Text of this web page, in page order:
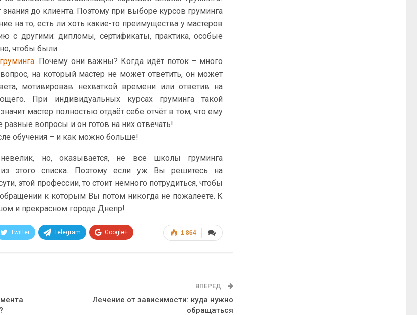
до клиента. Поэтому при выборе курсов груминга
на то, есть ли хоть какие-то преимущества у мастеров
с другими: дипломы, сертификаты, практика, особые
чтобы были
. Почему они важны? Когда идёт поток – много
на который мастер не может ответить, он может
мотивировав нехваткой времени или ответив на
При индивидуальных курсах груминга такой
мастер полностью отдаёт себе отчёт в том, что ему
вопросы и он готов на них отвечать!
обучения – и как можно больше!
невелик, но, оказывается, не все школы груминга
из этого списка. Поэтому если уж Вы решитесь на
этой профессии, то стоит немного потрудиться, чтобы
к которым Вы потом никогда не пожалеете. К
и прекрасном городе Днепр!
1 864
Twitter Telegram Google+
ВПЕРЕД
Лечение от зависимости: куда нужно
обращаться